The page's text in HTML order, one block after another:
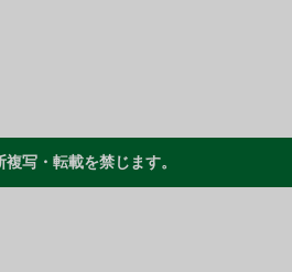
写・転載を禁じます。